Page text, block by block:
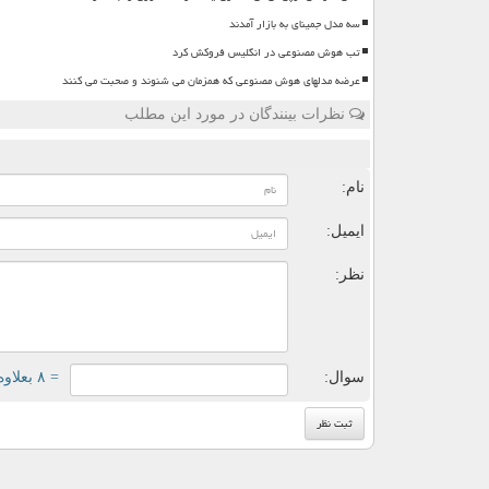
سه مدل جمینای به بازار آمدند
تب هوش مصنوعی در انگلیس فروکش کرد
عرضه مدلهای هوش مصنوعی که همزمان می شنوند و صحبت می کنند
نظرات بینندگان در مورد این مطلب
نام:
ایمیل:
نظر:
سوال: = ۸ بعلاوه ۳